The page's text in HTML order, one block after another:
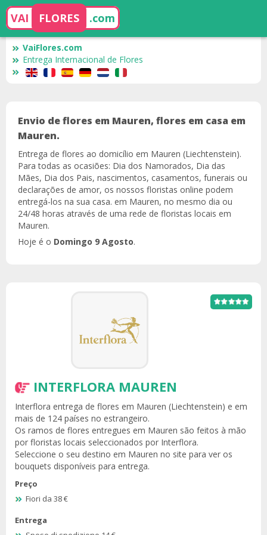
VAI FLORES .com
VaiFlores.com
Entrega Internacional de Flores
Envio de flores em Mauren, flores em casa em
Mauren.
Entrega de flores ao domicílio em Mauren (Liechtenstein).
Para todas as ocasiões: Dia dos Namorados, Dia das
Mães, Dia dos Pais, nascimentos, casamentos, funerais ou
declarações de amor, os nossos floristas online podem
entregá-los na sua casa. em Mauren, no mesmo dia ou
24/48 horas através de uma rede de floristas locais em
Mauren.
Hoje é o Domingo 9 Agosto.
INTERFLORA MAUREN
Interflora entrega de flores em Mauren (Liechtenstein) e em
mais de 124 países no estrangeiro.
Os ramos de flores entregues em Mauren são feitos à mão
por floristas locais seleccionados por Interflora.
Seleccione o seu destino em Mauren no site para ver os
bouquets disponíveis para entrega.
Preço
Fiori da 38 €
Entrega